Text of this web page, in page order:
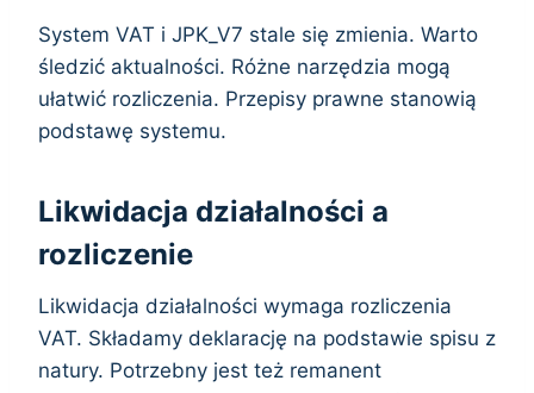
System VAT i JPK_V7 stale się zmienia. Warto
śledzić aktualności. Różne narzędzia mogą
ułatwić rozliczenia. Przepisy prawne stanowią
podstawę systemu.
Likwidacja działalności a
rozliczenie
Likwidacja działalności wymaga rozliczenia
VAT. Składamy deklarację na podstawie spisu z
natury. Potrzebny jest też remanent